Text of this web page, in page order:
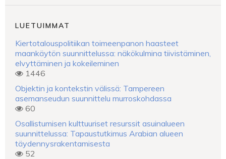
LUETUIMMAT
Kiertotalouspolitiikan toimeenpanon haasteet
maankäytön suunnittelussa: näkökulmina tiivistäminen,
elvyttäminen ja kokeileminen
1446
Objektin ja kontekstin välissä: Tampereen
asemanseudun suunnittelu murroskohdassa
60
Osallistumisen kulttuuriset resurssit asuinalueen
suunnittelussa: Tapaustutkimus Arabian alueen
täydennysrakentamisesta
52